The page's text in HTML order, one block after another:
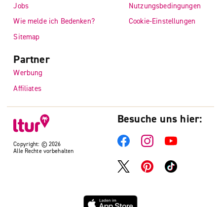
Copyright: © 2026
Alle Rechte vorbehalten
Jobs
Wie melde ich Bedenken?
Sitemap
Nutzungsbedingungen
Cookie-Einstellungen
Partner
Werbung
Affiliates
Besuche uns hier: